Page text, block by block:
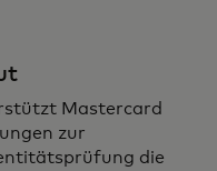
Mastercard
zur
die